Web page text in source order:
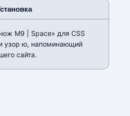
M9 | Space» для CSS
узор ю, напоминающий
сайта.